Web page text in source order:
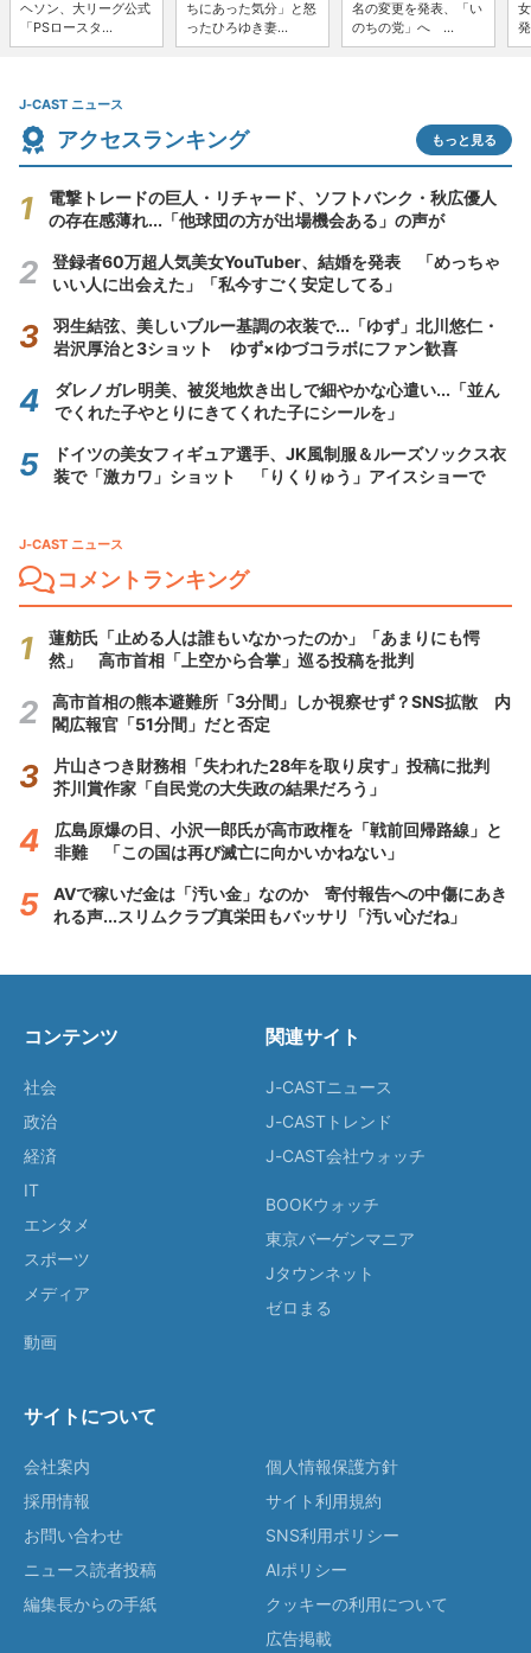
ヘソン、大リーグ公式
「PSロースタ...
ちにあった気分」と怒
ったひろゆき妻...
名の変更を発表、「い
のちの党」へ ...
J-CAST ニュース
アクセスランキング もっと見る
電撃トレードの巨人・リチャード、ソフトバンク・秋広優人
の存在感薄れ...「他球団の方が出場機会ある」の声が
登録者60万超人気美女YouTuber、結婚を発表 「めっちゃ
いい人に出会えた」「私今すごく安定してる」
羽生結弦、美しいブルー基調の衣装で...「ゆず」北川悠仁・
岩沢厚治と3ショット ゆず×ゆづコラボにファン歓喜
ダレノガレ明美、被災地炊き出しで細やかな心遣い...「並ん
でくれた子やとりにきてくれた子にシールを」
ドイツの美女フィギュア選手、JK風制服＆ルーズソックス衣
装で「激カワ」ショット 「りくりゅう」アイスショーで
J-CAST ニュース
コメントランキング
蓮舫氏「止める人は誰もいなかったのか」「あまりにも愕
然」 高市首相「上空から合掌」巡る投稿を批判
高市首相の熊本避難所「3分間」しか視察せず？SNS拡散 内
閣広報官「51分間」だと否定
片山さつき財務相「失われた28年を取り戻す」投稿に批判
芥川賞作家「自民党の大失政の結果だろう」
広島原爆の日、小沢一郎氏が高市政権を「戦前回帰路線」と
非難 「この国は再び滅亡に向かいかねない」
AVで稼いだ金は「汚い金」なのか 寄付報告への中傷にあき
れる声...スリムクラブ真栄田もバッサリ「汚い心だね」
コンテンツ
社会
政治
経済
IT
エンタメ
スポーツ
メディア
動画
関連サイト
J-CASTニュース
J-CASTトレンド
J-CAST会社ウォッチ
BOOKウォッチ
東京バーゲンマニア
Jタウンネット
ゼロまる
サイトについて
会社案内
採用情報
お問い合わせ
ニュース読者投稿
編集長からの手紙
個人情報保護方針
サイト利用規約
SNS利用ポリシー
AIポリシー
クッキーの利用について
広告掲載